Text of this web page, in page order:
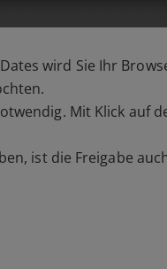
wird Sie Ihr
Mit Klick auf
ist die Freigabe